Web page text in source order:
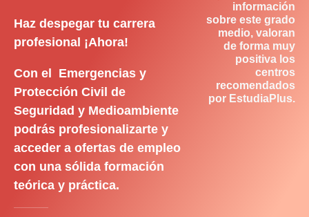
Haz despegar tu carrera
profesional ¡Ahora!
Con el Emergencias y
Protección Civil de
Seguridad y Medioambiente
podrás profesionalizarte y
acceder a ofertas de empleo
con una sólida formación
teórica y práctica.
información
sobre este grado
medio, valoran
de forma muy
positiva los
centros
recomendados
por EstudiaPlus.